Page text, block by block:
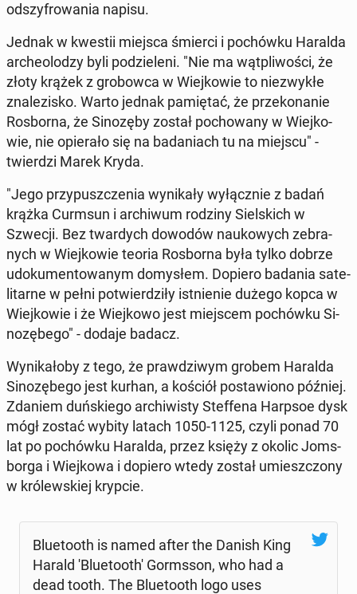
od­szy­fro­wa­nia napisu.
Jednak w kwestii miejsca śmierci i po­chów­ku Haralda
ar­che­olo­dzy byli po­dzie­le­ni. "Nie ma wąt­pli­wo­ści, że
złoty krążek z gro­bow­ca w Wiej­ko­wie to nie­zwy­kłe
zna­le­zi­sko. Warto jednak pa­mię­tać, że prze­ko­na­nie
Ros­bor­na, że Si­no­zę­by został po­cho­wa­ny w Wiej­ko­
wie, nie opie­ra­ło się na ba­da­niach tu na miejscu" -
twier­dzi Marek Kryda.
"Jego przy­pusz­cze­nia wy­ni­ka­ły wy­łącz­nie z badań
krążka Curmsun i ar­chi­wum rodziny Siel­skich w
Szwecji. Bez twar­dych dowodów na­uko­wych ze­bra­
nych w Wiej­ko­wie teoria Ros­bor­na była tylko dobrze
udo­ku­men­to­wa­nym do­my­słem. Dopiero badania sa­te­
li­tar­ne w pełni po­twier­dzi­ły ist­nie­nie dużego kopca w
Wiej­ko­wie i że Wiej­ko­wo jest miej­scem po­chów­ku Si­
no­zę­be­go" - dodaje badacz.
Wy­ni­ka­ło­by z tego, że praw­dzi­wym grobem Haralda
Si­no­zę­be­go jest kurhan, a kościół po­sta­wio­no później.
Zdaniem duń­skie­go ar­chi­wi­sty Stef­fe­na Harpsoe dysk
mógł zostać wybity latach 1050-1125, czyli ponad 70
lat po po­chów­ku Haralda, przez księży z okolic Joms­
bor­ga i Wiej­ko­wa i dopiero wtedy został umiesz­czo­ny
w kró­lew­skiej krypcie.
Blu­eto­oth is named after the Danish King
Harald 'Blu­eto­oth' Gorms­son, who had a
dead tooth. The Blu­eto­oth logo uses